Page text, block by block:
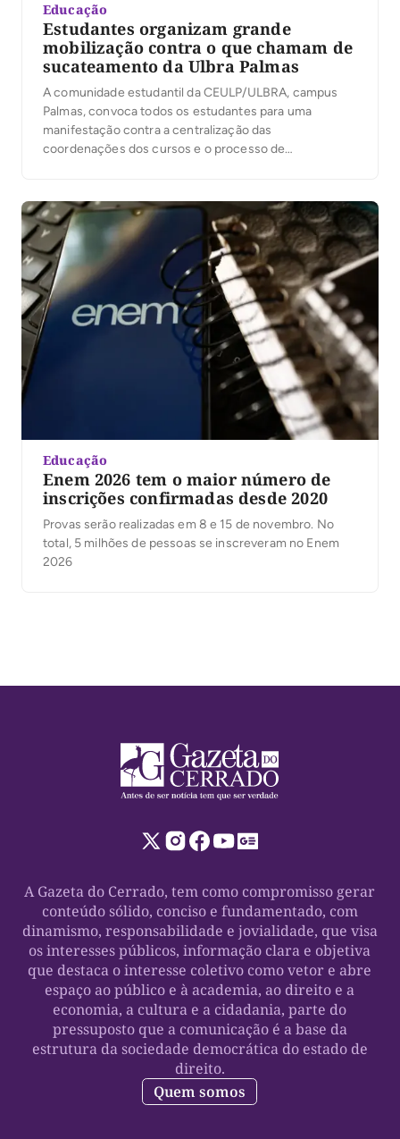
Educação
Estudantes organizam grande
mobilização contra o que chamam de
sucateamento da Ulbra Palmas
A comunidade estudantil da CEULP/ULBRA, campus
Palmas, convoca todos os estudantes para uma
manifestação contra a centralização das
coordenações dos cursos e o processo de
outros campi e busca defender uma formação de
qualidade, uma gestão acadêmica próxima dos
estudantes […]
Educação
Enem 2026 tem o maior número de
inscrições confirmadas desde 2020
Provas serão realizadas em 8 e 15 de novembro. No
total, 5 milhões de pessoas se inscreveram no Enem
2026
A Gazeta do Cerrado, tem como compromisso gerar
conteúdo sólido, conciso e fundamentado, com
dinamismo, responsabilidade e jovialidade, que visa
os interesses públicos, informação clara e objetiva
que destaca o interesse coletivo como vetor e abre
espaço ao público e à academia, ao direito e a
economia, a cultura e a cidadania, parte do
pressuposto que a comunicação é a base da
estrutura da sociedade democrática do estado de
direito.
Quem somos